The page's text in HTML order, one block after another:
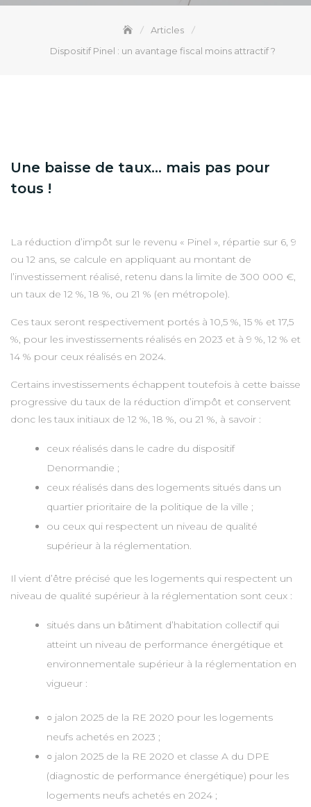
Articles
Dispositif Pinel : un avantage fiscal moins attractif ?
Une baisse de taux… mais pas pour
tous !
La réduction d’impôt sur le revenu « Pinel », répartie sur 6, 9
ou 12 ans, se calcule en appliquant au montant de
l’investissement réalisé, retenu dans la limite de 300 000 €,
un taux de 12 %, 18 %, ou 21 % (en métropole).
Ces taux seront respectivement portés à 10,5 %, 15 % et 17,5
%, pour les investissements réalisés en 2023 et à 9 %, 12 % et
14 % pour ceux réalisés en 2024.
Certains investissements échappent toutefois à cette baisse
progressive du taux de la réduction d’impôt et conservent
donc les taux initiaux de 12 %, 18 %, ou 21 %, à savoir :
ceux réalisés dans le cadre du dispositif
Denormandie ;
ceux réalisés dans des logements situés dans un
quartier prioritaire de la politique de la ville ;
ou ceux qui respectent un niveau de qualité
supérieur à la réglementation.
Il vient d’être précisé que les logements qui respectent un
niveau de qualité supérieur à la réglementation sont ceux :
situés dans un bâtiment d’habitation collectif qui
atteint un niveau de performance énergétique et
environnementale supérieur à la réglementation en
vigueur :
○ jalon 2025 de la RE 2020 pour les logements
neufs achetés en 2023 ;
○ jalon 2025 de la RE 2020 et classe A du DPE
(diagnostic de performance énergétique) pour les
logements neufs achetés en 2024 ;